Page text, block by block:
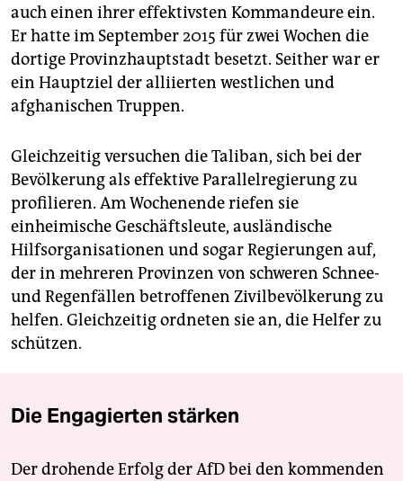
auch einen ihrer effektivsten Kommandeure ein.
Er hatte im September 2015 für zwei Wochen die
dortige Provinzhauptstadt besetzt. Seither war er
ein Hauptziel der alliierten westlichen und
afghanischen Truppen.
Gleichzeitig versuchen die Taliban, sich bei der
Bevölkerung als effektive Parallelregierung zu
profilieren. Am Wochenende riefen sie
einheimische Geschäftsleute, ausländische
Hilfsorganisationen und sogar Regierungen auf,
der in mehreren Provinzen von schweren Schnee-
und Regenfällen betroffenen Zivilbevölkerung zu
helfen. Gleichzeitig ordneten sie an, die Helfer zu
schützen.
Die Engagierten stärken
Der drohende Erfolg der AfD bei den kommenden